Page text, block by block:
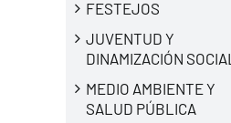
FESTEJOS
JUVENTUD Y
DINAMIZACIÓN SOCIAL
MEDIO AMBIENTE Y
SALUD PÚBLICA